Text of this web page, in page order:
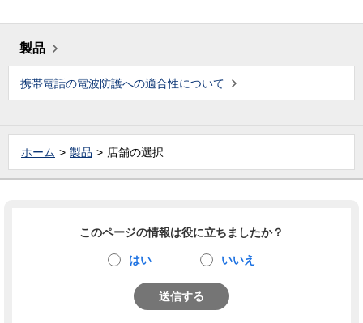
製品
携帯電話の電波防護への適合性について
ホーム 製品 店舗の選択
このページの情報は役に立ちましたか？
はい いいえ
送信する